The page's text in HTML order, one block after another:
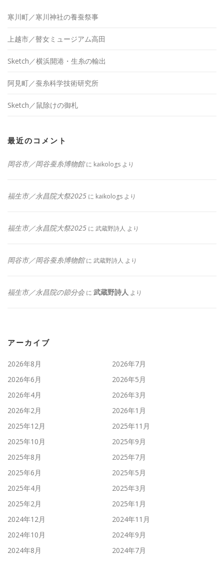
寒川町／寒川神社の養蚕祭事
上越市／瞽女ミュージアム高田
Sketch／横浜開港・生糸の輸出
阿見町／蚕糸科学技術研究所
Sketch／鼠除けの御札
最近のコメント
岡谷市／岡谷蚕糸博物館に kaikologs より
福生市／永昌院大祭2025 に kaikologs より
福生市／永昌院大祭2025 に 武蔵野詩人 より
岡谷市／岡谷蚕糸博物館に 武蔵野詩人 より
福生市／永昌院の節分会に 武蔵野詩人 より
アーカイブ
2026年8月
2026年7月
2026年6月
2026年5月
2026年4月
2026年3月
2026年2月
2026年1月
2025年12月
2025年11月
2025年10月
2025年9月
2025年8月
2025年7月
2025年6月
2025年5月
2025年4月
2025年3月
2025年2月
2025年1月
2024年12月
2024年11月
2024年10月
2024年9月
2024年8月
2024年7月